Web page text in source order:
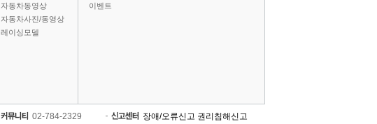
자동차동영상
자동차사진/동영상
레이싱모델
이벤트
02-784-2329 장애/오류신고 권리침해신고